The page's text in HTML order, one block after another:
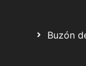
Buzón